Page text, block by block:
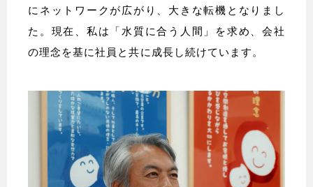
にネットワークが広がり、大きな転機となりまし
た。現在、私は「水質に合う人間」を求め、会社
の理念を基に社員と共に成長し続けています。